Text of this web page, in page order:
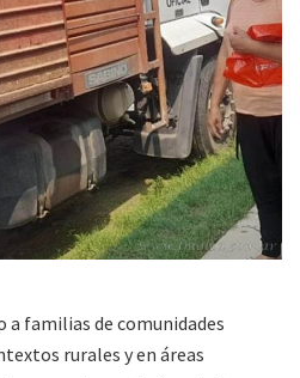
familias de comunidades
rurales y en áreas